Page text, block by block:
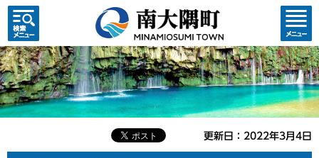
検索・
共通メ
ニュー
コンテ
ンツメ
ニュー
更新日：2022年3月4日